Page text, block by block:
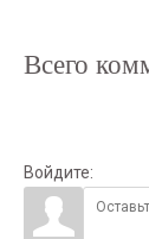
Всего
Войдите: